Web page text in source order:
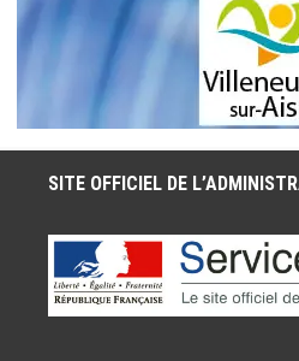
SITE OFFICIEL DE